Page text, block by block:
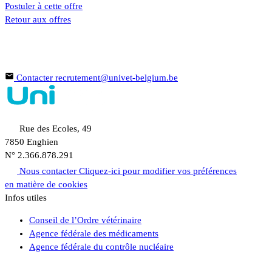
Postuler à cette offre
Retour aux offres
Contacter recrutement@univet-belgium.be
Rue des Ecoles, 49
7850 Enghien
N° 2.366.878.291
Nous contacter Cliquez-ici pour modifier vos préférences
en matière de cookies
Infos utiles
Conseil de l’Ordre vétérinaire
Agence fédérale des médicaments
Agence fédérale du contrôle nucléaire